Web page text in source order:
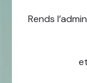
Rends